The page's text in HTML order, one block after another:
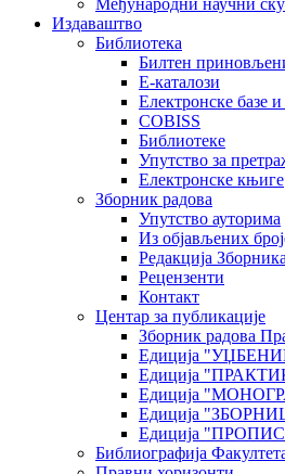
Међународни научни
Издаваштво
Библиотека
Билтен
Е-каталози
Електронске базе
COBISS
Библиотеке
Упутство за
Електронске књиге
Зборник радова
Упутство ауторима
Из објављених
Редакција Зборника
Рецензенти
Контакт
Центар за публикације
Зборник радова
Едиција
Едиција
Едиција
Едиција
Едиција
Библиографија